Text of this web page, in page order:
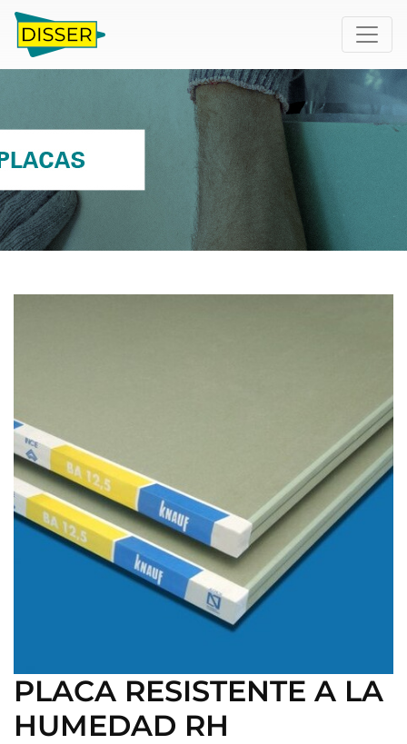
PLACA RESISTENTE A LA
HUMEDAD RH